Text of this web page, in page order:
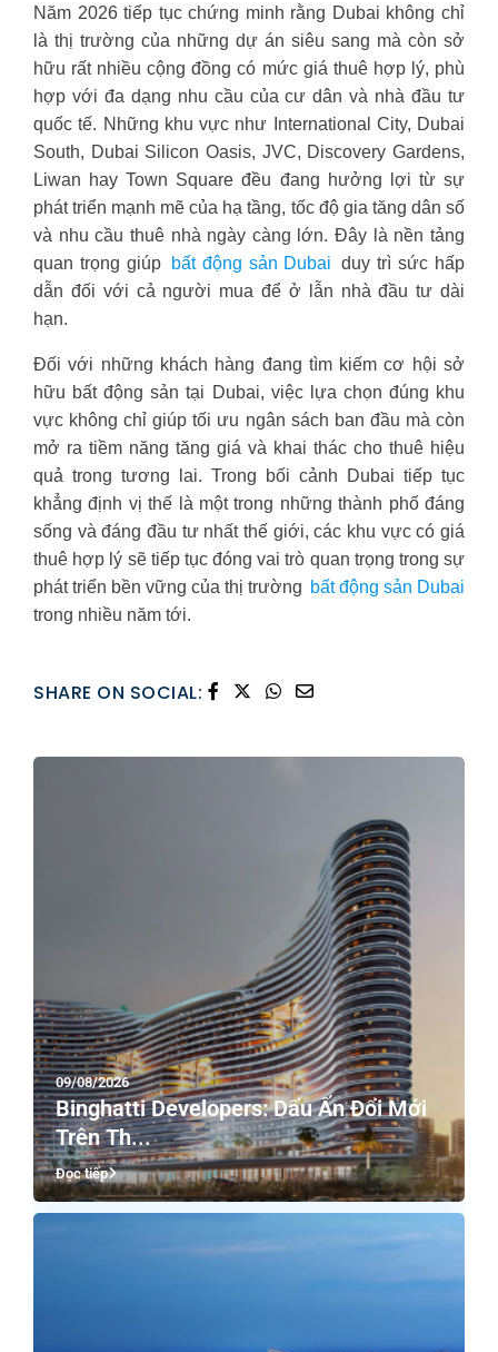
Năm 2026 tiếp tục chứng minh rằng Dubai không chỉ
là thị trường của những dự án siêu sang mà còn sở
hữu rất nhiều cộng đồng có mức giá thuê hợp lý, phù
hợp với đa dạng nhu cầu của cư dân và nhà đầu tư
quốc tế. Những khu vực như International City, Dubai
South, Dubai Silicon Oasis, JVC, Discovery Gardens,
Liwan hay Town Square đều đang hưởng lợi từ sự
phát triển mạnh mẽ của hạ tầng, tốc độ gia tăng dân số
và nhu cầu thuê nhà ngày càng lớn. Đây là nền tảng
quan trọng giúp
bất động sản Dubai
duy trì sức hấp
dẫn đối với cả người mua để ở lẫn nhà đầu tư dài
hạn.
Đối với những khách hàng đang tìm kiếm cơ hội sở
hữu bất động sản tại Dubai, việc lựa chọn đúng khu
vực không chỉ giúp tối ưu ngân sách ban đầu mà còn
mở ra tiềm năng tăng giá và khai thác cho thuê hiệu
quả trong tương lai. Trong bối cảnh Dubai tiếp tục
khẳng định vị thế là một trong những thành phố đáng
sống và đáng đầu tư nhất thế giới, các khu vực có giá
thuê hợp lý sẽ tiếp tục đóng vai trò quan trọng trong sự
phát triển bền vững của thị trường bất động sản Dubai
trong nhiều năm tới.
SHARE ON SOCIAL:
09/08/2026
Binghatti Developers: Dấu Ấn Đổi Mới
Trên Th...
Đọc tiếp